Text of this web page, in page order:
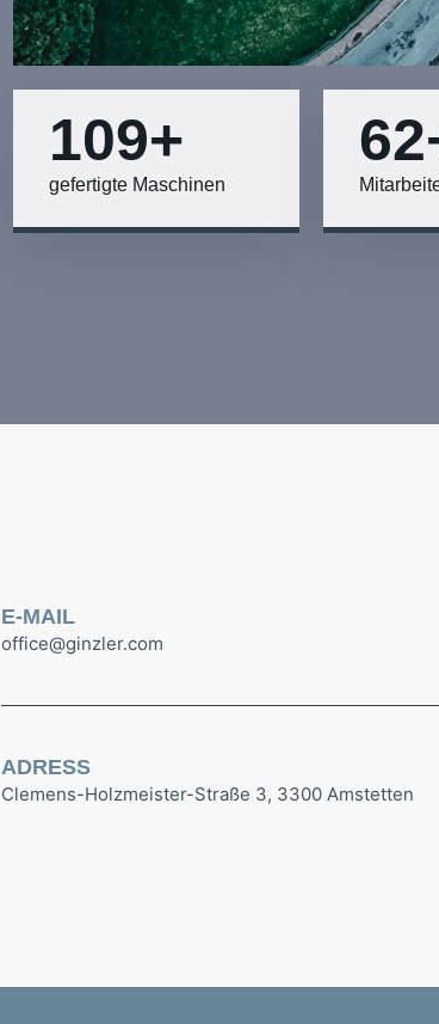
140+
gefertigte Maschinen
80
E-MAIL
office@ginzler.com
ADRESS
Clemens-Holzmeister-Straße 3, 3300 Amstetten